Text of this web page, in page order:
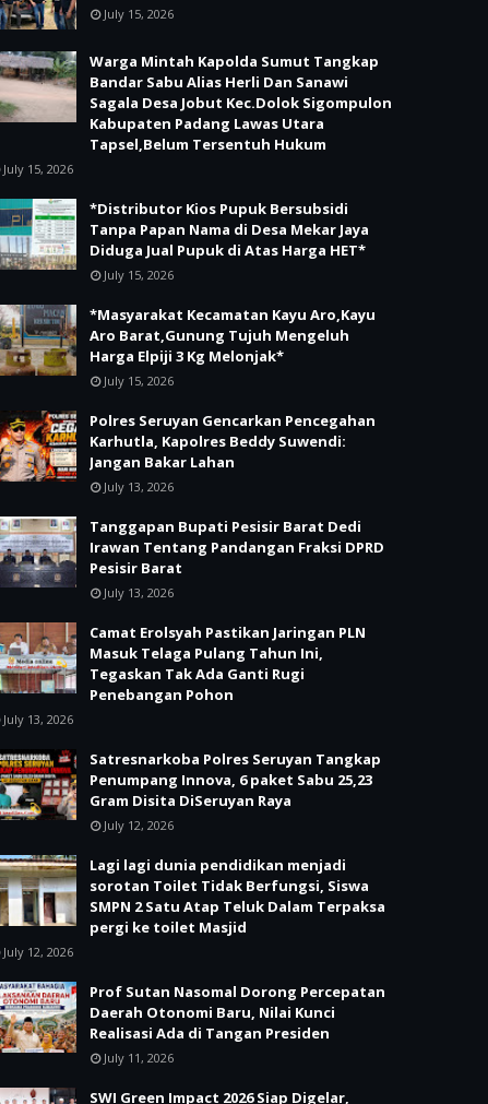
July 15, 2026
Warga Mintah Kapolda Sumut Tangkap
Bandar Sabu Alias Herli Dan Sanawi
Sagala Desa Jobut Kec.Dolok Sigompulon
Kabupaten Padang Lawas Utara
Tapsel,Belum Tersentuh Hukum
July 15, 2026
*Distributor Kios Pupuk Bersubsidi
Tanpa Papan Nama di Desa Mekar Jaya
Diduga Jual Pupuk di Atas Harga HET*
July 15, 2026
*Masyarakat Kecamatan Kayu Aro,Kayu
Aro Barat,Gunung Tujuh Mengeluh
Harga Elpiji 3 Kg Melonjak*
July 15, 2026
Polres Seruyan Gencarkan Pencegahan
Karhutla, Kapolres Beddy Suwendi:
Jangan Bakar Lahan
July 13, 2026
Tanggapan Bupati Pesisir Barat Dedi
Irawan Tentang Pandangan Fraksi DPRD
Pesisir Barat
July 13, 2026
Camat Erolsyah Pastikan Jaringan PLN
Masuk Telaga Pulang Tahun Ini,
Tegaskan Tak Ada Ganti Rugi
Penebangan Pohon
July 13, 2026
Satresnarkoba Polres Seruyan Tangkap
Penumpang Innova, 6 paket Sabu 25,23
Gram Disita DiSeruyan Raya
July 12, 2026
Lagi lagi dunia pendidikan menjadi
sorotan Toilet Tidak Berfungsi, Siswa
SMPN 2 Satu Atap Teluk Dalam Terpaksa
pergi ke toilet Masjid
July 12, 2026
Prof Sutan Nasomal Dorong Percepatan
Daerah Otonomi Baru, Nilai Kunci
Realisasi Ada di Tangan Presiden
July 11, 2026
SWI Green Impact 2026 Siap Digelar,